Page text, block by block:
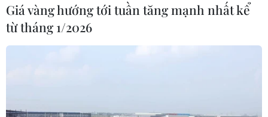
TIN CÙNG CHUYÊN MỤC
Giá vàng hướng tới tuần tăng mạnh nhất kể
từ tháng 1/2026